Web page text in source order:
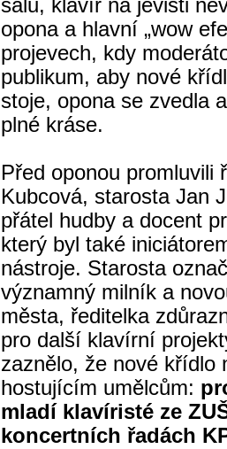
sálu, klavír na jevišti
opona a hlavní „wow
projevech, kdy
publikum, aby nové
stoje, opona se zvedla
plné kráse.
Před oponou promluvili
Kubcová, starosta Jan
přátel hudby a docent
který byl také
nástroje. Starosta
významný milník a
města, ředitelka
pro další klavírní
zaznělo, že nové křídlo
hostujícím umělcům:
mladí klavíristé ze
koncertních řadách